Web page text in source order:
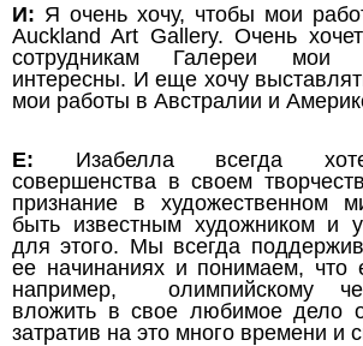
И: Я очень хочу, чтобы мои
Auckland Art Gallery. Очень
сотрудникам Галереи мои
интересны. И еще хочу
мои работы в Австралии и
Е: Изабелла всегда
совершенства в своем
признание в художественном
быть известным художником и
для этого. Мы всегда
ее начинаниях и понимаем, что
например, олимпийскому
вложить в свое любимое дело
затратив на это много времени и